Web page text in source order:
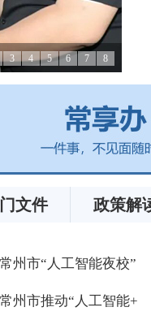
3 4 5 6 7 8
文件 政策解
州市“人工智能夜校”
州市推动“人工智能+